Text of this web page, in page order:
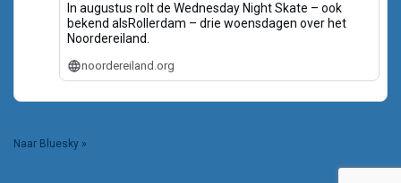
In augustus rolt de Wednesday Night Skate – ook
bekend alsRollerdam – drie woensdagen over het
Noordereiland.
noordereiland.org
Naar Bluesky »